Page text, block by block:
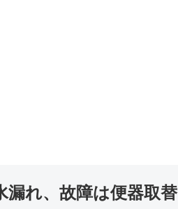
漏れ、故障は便器取替